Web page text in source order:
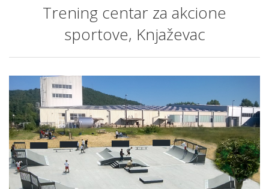
Trening centar za akcione
sportove, Knjaževac